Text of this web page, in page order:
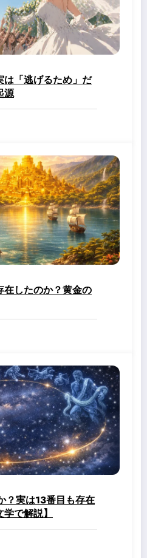
は「逃げるため」だ
源
在したのか？黄金の
？実は13番目も存在
で解説】